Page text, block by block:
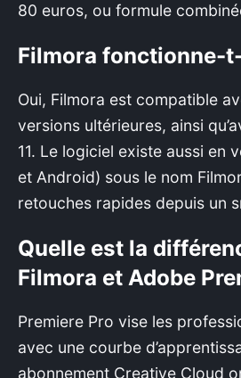
80 euros, ou formule
Filmora fonctionne-
Oui, Filmora est compatible
versions ultérieures, ainsi
11. Le logiciel existe aussi en
et Android) sous le nom
retouches rapides depuis un
Quelle est la
Filmora et Adobe
Premiere Pro vise les
avec une courbe
abonnement Creative Cloud